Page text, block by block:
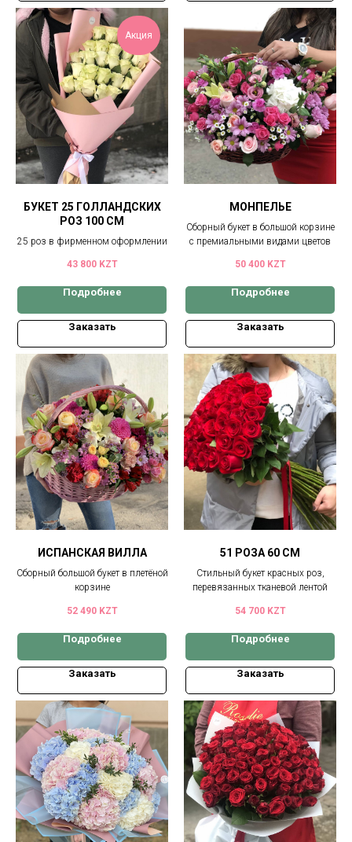
Акция
БУКЕТ 25 ГОЛЛАНДСКИХ
РОЗ 100 СМ
25 роз в фирменном оформлении
43 800 KZT
Подробнее
Заказать
МОНПЕЛЬЕ
Сборный букет в большой корзине
с премиальными видами цветов
50 400 KZT
Подробнее
Заказать
ИСПАНСКАЯ ВИЛЛА
Сборный большой букет в плетёной
корзине
52 490 KZT
Подробнее
Заказать
51 РОЗА 60 СМ
Стильный букет красных роз,
перевязанных тканевой лентой
54 700 KZT
Подробнее
Заказать